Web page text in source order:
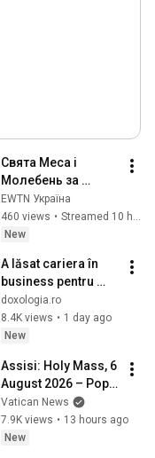
Свята Меса і
Молебень за
справедливий мир
в Україні  (15:00)
каплиця EWTN та
EWTN Україна
460 views •
Streamed 10 hours ago
New
A lăsat cariera în
business pentru
haina monahală –
povestea Maicii
Starețe Ambrozia
doxologia.ro
8.4K views • 1 day ago
New
Assisi: Holy Mass, 6
August 2026 – Pope
Leo XIV
Vatican News
7.9K views • 13 hours ago
New